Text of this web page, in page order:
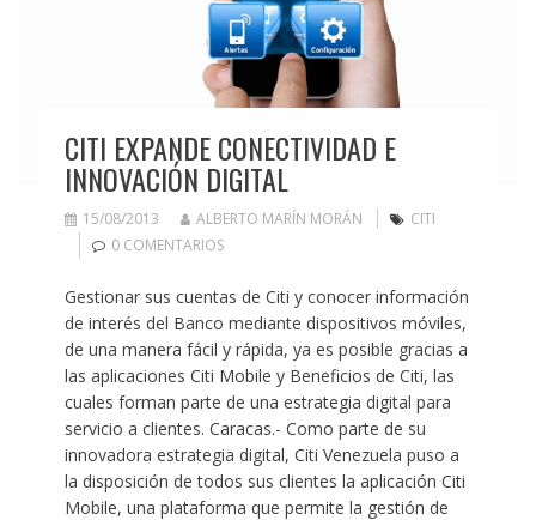
CITI EXPANDE CONECTIVIDAD E
INNOVACIÓN DIGITAL
15/08/2013 ALBERTO MARÍN MORÁN
CITI
0 COMENTARIOS
Gestionar sus cuentas de Citi y conocer información
de interés del Banco mediante dispositivos móviles,
de una manera fácil y rápida, ya es posible gracias a
las aplicaciones Citi Mobile y Beneficios de Citi, las
cuales forman parte de una estrategia digital para
servicio a clientes. Caracas.- Como parte de su
innovadora estrategia digital, Citi Venezuela puso a
la disposición de todos sus clientes la aplicación Citi
Mobile, una plataforma que permite la gestión de